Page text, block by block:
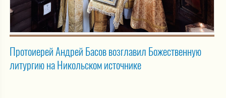
Протоиерей Андрей Басов возглавил Божественную
литургию на Никольском источнике